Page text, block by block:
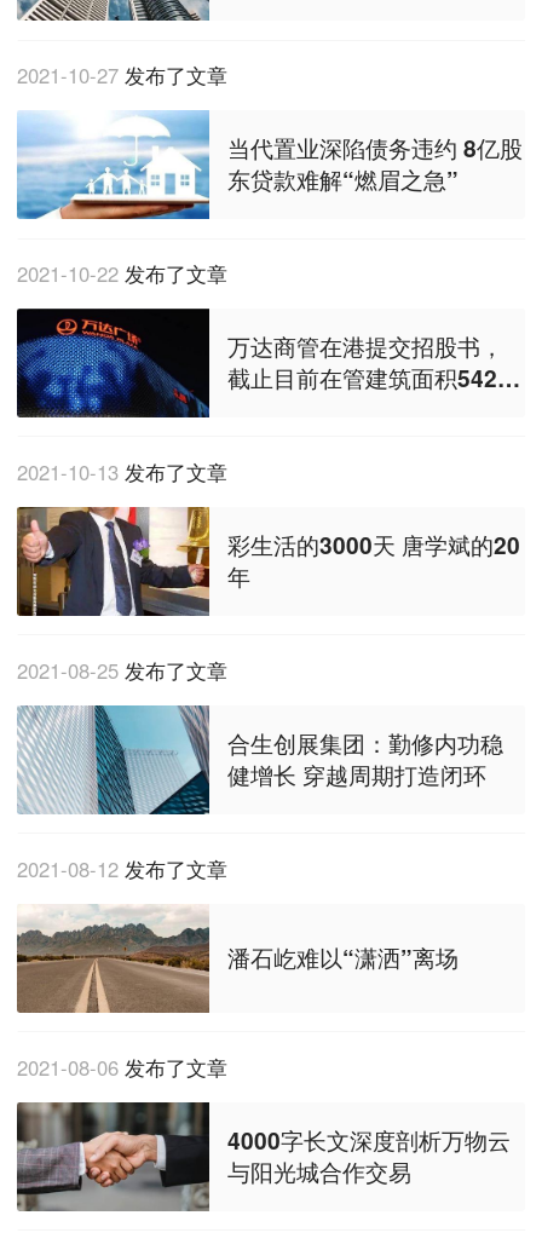
2021-10-27 发布了文章
当代置业深陷债务违约 8亿股
东贷款难解“燃眉之急”
2021-10-22 发布了文章
万达商管在港提交招股书，
截止目前在管建筑面积5420
2021-10-13 发布了文章
彩生活的3000天 唐学斌的20
年
2021-08-25 发布了文章
合生创展集团：勤修内功稳
健增长 穿越周期打造闭环
2021-08-12 发布了文章
潘石屹难以“潇洒”离场
2021-08-06 发布了文章
4000字长文深度剖析万物云
与阳光城合作交易